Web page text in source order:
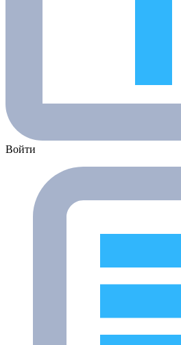
Войти